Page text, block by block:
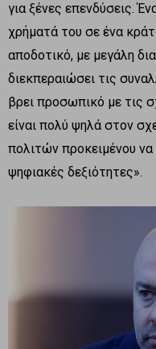
για ξένες επενδύσεις.
χρήματά του σε ένα
αποδοτικό, με μεγάλη
διεκπεραιώσει τις
βρει προσωπικό με τις
είναι πολύ ψηλά στον
πολιτών προκειμένου
ψηφιακές δεξιότητες».